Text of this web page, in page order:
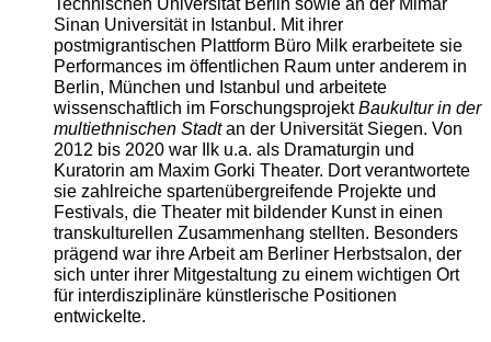
Sinan Universität in Istanbul. Mit ihrer
postmigrantischen Plattform Büro Milk erarbeitete sie
Performances im öffentlichen Raum unter anderem in
Berlin, München und Istanbul und arbeitete
wissenschaftlich im ForschungsprojektBaukultur in der
multiethnischen Stadtan der Universität Siegen. Von
2012 bis 2020 war Ilk u.a. als Dramaturgin und
Kuratorin am Maxim Gorki Theater. Dort verantwortete
sie zahlreiche spartenübergreifende Projekte und
Festivals, die Theater mit bildender Kunst in einen
transkulturellen Zusammenhang stellten. Besonders
prägend war ihre Arbeit am Berliner Herbstsalon, der
sich unter ihrer Mitgestaltung zu einem wichtigen Ort
für interdisziplinäre künstlerische Positionen
entwickelte.